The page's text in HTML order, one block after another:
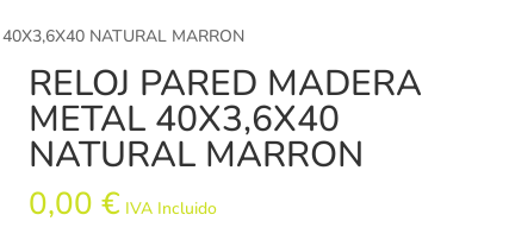
NATURAL MARRON
RELOJ PARED MADERA
METAL 40X3,6X40
NATURAL MARRON
0,00€ IVA Incluido